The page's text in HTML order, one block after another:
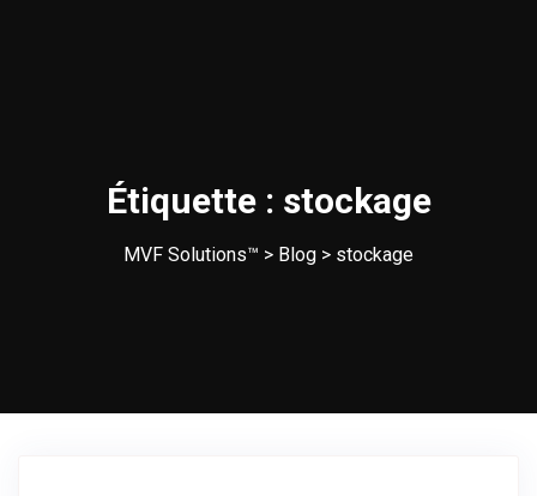
Étiquette : stockage
MVF Solutions™ > Blog > stockage